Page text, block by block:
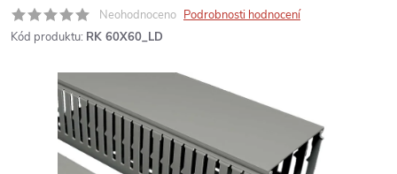
Neohodnoceno Podrobnosti hodnocení
Kód produktu: RK 60X60_LD